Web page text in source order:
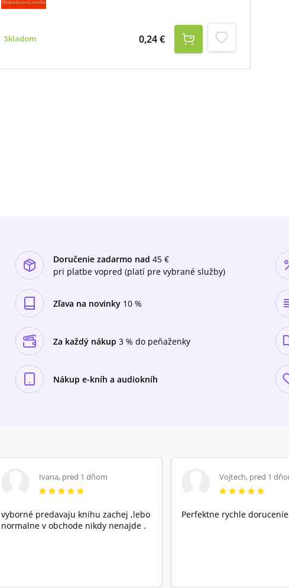
Skladom 0,24 €
Doručenie zadarmo nad 45 €
pri platbe vopred (platí pre vybrané služby)
Zľava na novinky 10 %
Za každý nákup 3 % do peňaženky
Nákup e-kníh a audiokníh
Ivana, pred 1 dňom
vyborné predavaju knihu zachej ,lebo
normalne v obchode nikdy nenajde .
Vojtech, pred 1
Perfektne rychle